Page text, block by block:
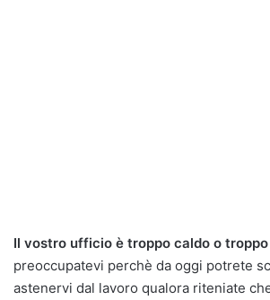
Il vostro ufficio è troppo caldo o
preoccupatevi perchè da oggi potrete
astenervi dal lavoro qualora riteniate